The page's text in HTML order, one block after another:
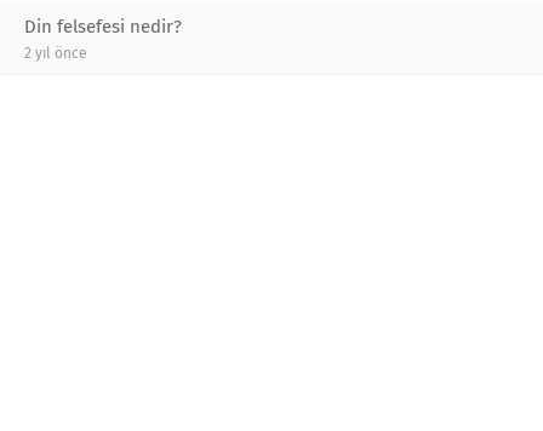
Din felsefesi nedir?
2 yıl önce